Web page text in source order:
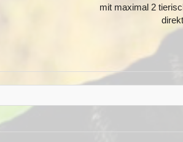
mit maximal 2